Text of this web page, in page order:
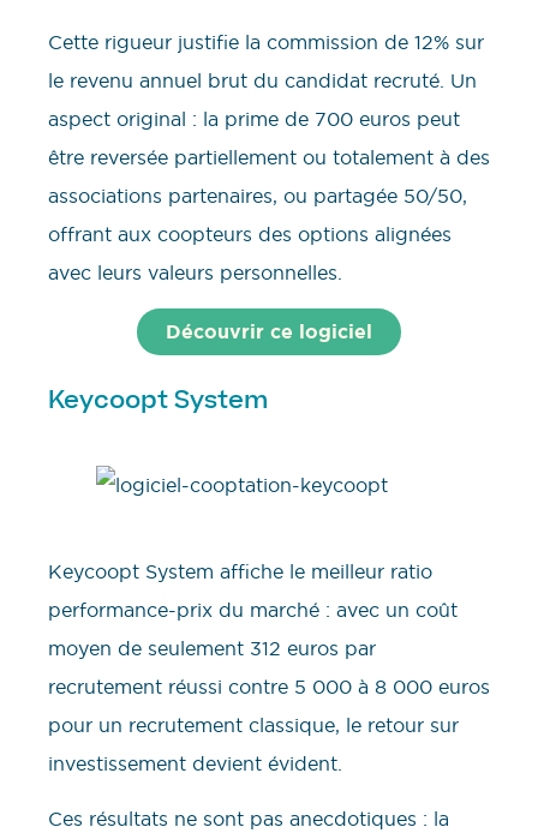
Cette rigueur justifie la commission de 12% sur
le revenu annuel brut du candidat recruté. Un
aspect original : la prime de 700 euros peut
être reversée partiellement ou totalement à des
associations partenaires, ou partagée 50/50,
offrant aux coopteurs des options alignées
avec leurs valeurs personnelles.
Découvrir ce logiciel
Keycoopt System
Keycoopt System affiche le meilleur ratio
performance-prix du marché : avec un coût
moyen de seulement 312 euros par
recrutement réussi contre 5 000 à 8 000 euros
pour un recrutement classique, le retour sur
investissement devient évident.
Ces résultats ne sont pas anecdotiques : la